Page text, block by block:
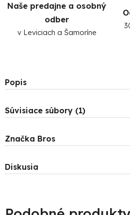
Naše predajne a osobný
odber
v Leviciach a Šamoríne
Popis
Súvisiace súbory (1)
Značka Bros
Diskusia